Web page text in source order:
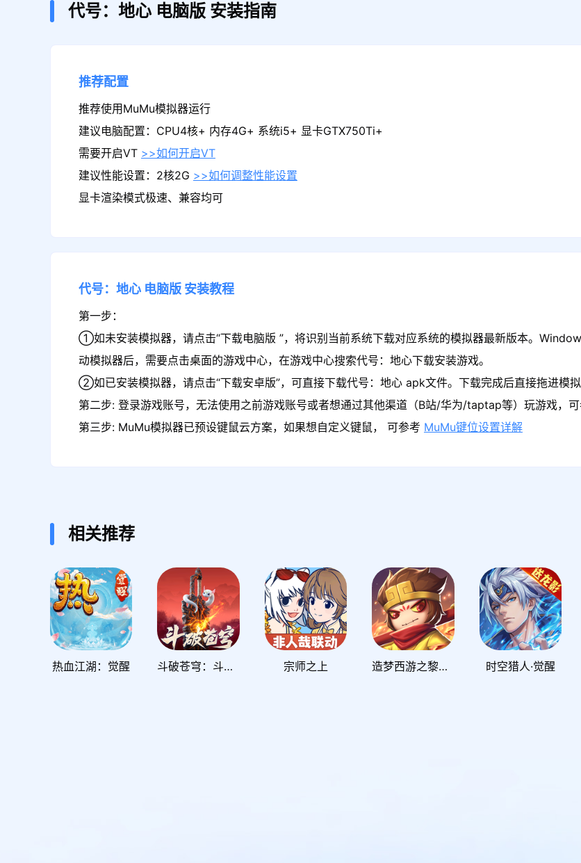
代号：地心 电脑版 安装指南
推荐配置
推荐使用MuMu模拟器运行
建议电脑配置：CPU4核+ 内存4G+ 系统i5+ 显卡GTX750Ti+
需要开启VT >>如何开启VT
建议性能设置：2核2G >>如何调整性能设置
显卡渲染模式极速、兼容均可
代号：地心 电脑版 安装教程
第一步：
①如未安装模拟器，请点击“下载电脑版 ”，将识别当前系统下载对应系统的模拟器最新版本。
动模拟器后，需要点击桌面的游戏中心，在游戏中心搜索代号：地心下载安装游戏。
②如已安装模拟器，请点击“下载安卓版”，可直接下载代号：地心 apk文件。下载完成后直接拖进模拟
第二步: 登录游戏账号，无法使用之前游戏账号或者想通过其他渠道（B站/华为/taptap等）玩游戏，
第三步: MuMu模拟器已预设键鼠云方案，如果想自定义键鼠， 可参考 MuMu键位设置详解
相关推荐
热血江湖：觉醒 斗破苍穹：斗帝之路 宗师之上 造梦西游之黎尤浩劫篇 时空猎人·觉醒